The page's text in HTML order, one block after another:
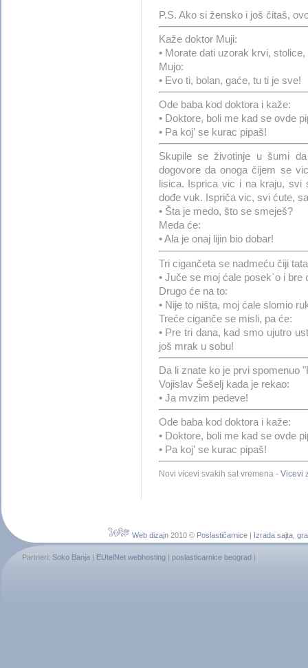
P.S. Ako si žensko i još čitaš,
Kaže doktor Muji:
• Morate dati uzorak krvi,
Mujo:
• Evo ti, bolan, gaće, tu ti je sve!
Ode baba kod doktora i kaže:
• Doktore, boli me kad se ovde
• Pa koj' se kurac pipaš!
Skupile se životinje u šumi
dogovore da onoga čijem se
lisica. Isprica vic i na kraju, svi
dođe vuk. Ispriča vic, svi ćute,
• Šta je medo, što se smeješ?
Meda će:
• Ala je onaj lijin bio dobar!
Tri cigančeta se nadmeću čiji
• Juče se moj ćale posek`o i bre
Drugo će na to:
• Nije to ništa, moj ćale slomio
Treće ciganče se misli, pa će:
• Pre tri dana, kad smo ujutro
još mrak u sobu!
Da li znate ko je prvi spomenuo
Vojislav Šešelj kada je rekao:
• Ja mvzim pedeve!
Ode baba kod doktora i kaže:
• Doktore, boli me kad se ovde
• Pa koj' se kurac pipaš!
Novi vicevi svakih sat vremena - Vicevi
Web dizajn 2010 © Poslastičarnice | Izrada sajta
Partneri: Soko Banja | EUtelNet webhosting | poslasticarnice beograd |